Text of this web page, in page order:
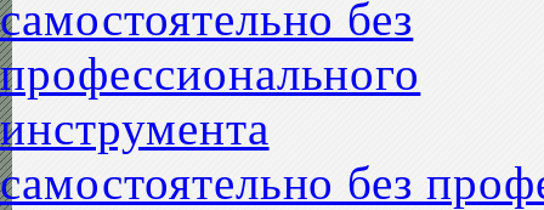
самостоятельно без